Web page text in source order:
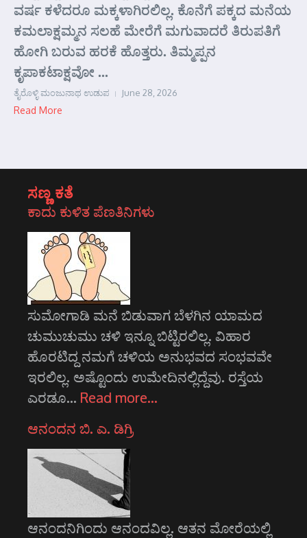
ವರ್ಷ ಕಳೆದರೂ ಮಕ್ಕಳಾಗಿರಲಿಲ್ಲ. ಕೊನೆಗೆ ಪಕ್ಕದ ಮನೆಯ
ಕಮಲಾಕ್ಷಮ್ಮನ ಸಲಹೆ ಮೇರೆಗೆ ಮಗುವಾದರೆ ತಿರುಪತಿಗೆ
ಹೋಗಿ ಬರುವ ಹರಕೆ ಹೊತ್ತರು. ತಿಮ್ಮಪ್ಪನ
ಕೃಪಾಕಟಾಕ್ಷವೋ ...
ತೈರೊಳ್ಳಿ ಮಂಜುನಾಥ ಉಡುಪ June 28, 2026
Read More
ಸಣ್ಣ ಕತೆ
ಕಾದು ಕುಳಿತ ಪೆಣತಿನಿಗಳು
ಸುಮೋಗಾಡಿ ಮನೆ ಬಿಡುವಾಗ ಬೆಳಗಿನ ಯಾಮದ
ಚುಮುಚುಮು ಚಳಿ ಇನ್ನೂ ಬಿಟ್ಟಿರಲಿಲ್ಲ. ವಿಹಾರ
ಹೊರಟಿದ್ದ ನಮಗೆ ಚಳಿಯ ಅನುಭವದ ಸಂಭವವೇ
ಇರಲಿಲ್ಲ. ಅಷ್ಟೊಂದು ಉಮೇದಿನಲ್ಲಿದ್ದೆವು. ರಸ್ತೆಯ
ಎರಡೂ… Read more…
ಆನಂದನ ಬಿ. ಎ. ಡಿಗ್ರಿ
ಆನಂದನಿಗಿಂದು ಆನಂದವಿಲ್ಲ. ಆತನ ಮೋರೆಯಲ್ಲಿ